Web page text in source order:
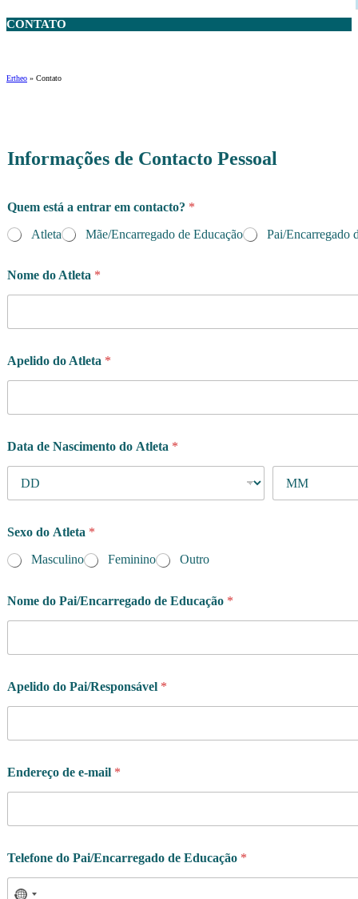
CONTATO
Ertheo » Contato
Informações de Contacto Pessoal
Quem está a entrar em contacto? *
Atleta
Mãe/Encarregado de Educação Pai/Encarregado
Nome do Atleta *
Apelido do Atleta *
t
l
t
*
u
a
Data de Nascimento do Atleta *
Sexo do Atleta *
Masculino
Feminino Outro
Nome do Pai/Encarregado de Educação *
Apelido do Pai/Responsável *
Endereço de e-mail *
Telefone do Pai/Encarregado de Educação *